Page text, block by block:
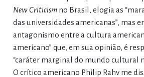
New Criticismno Brasil, elogia as
das universidades americanas”, mas
antagonismo entre a cultura
americano” que, em sua opinião, é
“caráter marginal do mundo cultural
O crítico americano Philip Rahv me